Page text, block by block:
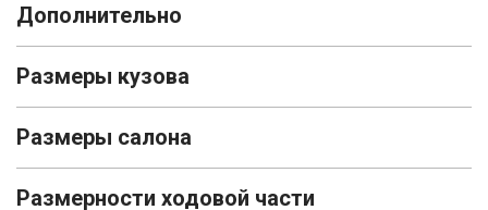
Дополнительно
Размеры кузова
Размеры салона
Размерности ходовой части